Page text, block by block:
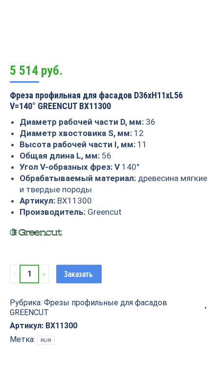
5 514 руб.
Фреза профильная для фасадов D36xH11xL56
V=140° GREENCUT BX11300
Диаметр рабочей части D, мм: 36
Диаметр хвостовика S, мм: 12
Высота рабочей части I, мм: 11
Общая длина L, мм: 56
Угол V-образных фрез: V 140°
Обрабатываемый материал: древесина мягкие
и твердые породы
Артикул: BX11300
Производитель: Greencut
Фреза
профильная
фасадов
D36xH11xL56
V=140°
GREENCUT
BX11300
Заказать
Рубрика: Фрезы профильные для фасадов
GREENCUT
Артикул: BX11300
Метка:
RUR